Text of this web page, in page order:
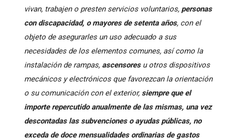
vivan, trabajen o presten servicios voluntarios, personas
con discapacidad, o mayores de setenta años, con el
objeto de asegurarles un uso adecuado a sus
necesidades de los elementos comunes, así como la
instalación de rampas, ascensoresu otros dispositivos
mecánicos y electrónicos que favorezcan la orientación
o su comunicación con el exterior, siempre que el
importe repercutido anualmente de las mismas, una vez
descontadas las subvenciones o ayudas públicas, no
exceda de doce mensualidades ordinarias de gastos